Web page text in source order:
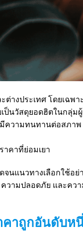
างประเทศ โดยเฉพา
ป็นวัสดุยอดฮิตในกลุ่มผู้
มีความทนทานต่อสภาพ
าคาที่ย่อมเยา
นแนวทางเลือกใช้อย่
วามปลอดภัย และคว
คาถูกอันดับห